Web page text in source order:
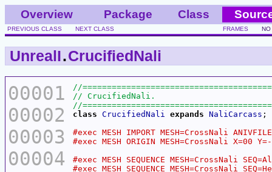
Overview Package Class
PREVIOUS CLASS NEXT CLASS FRAMES NO
UnrealI.CrucifiedNali
00001
00002
00003
00004
class CrucifiedNali expands NaliCarcass